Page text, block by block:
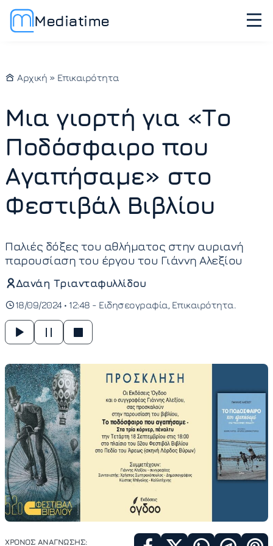
Mediatime
Αρχική » Επικαιρότητα
Μια γιορτή για «Το
Ποδόσφαιρο που
Αγαπήσαμε» στο
Φεστιβάλ Βιβλίου
Παλιές δόξες του αθλήματος στην αυριανή
παρουσίαση του έργου του Γιάννη Αλεξίου
Δανάη Τριανταφυλλίδου
18/09/2024 • 12:48 - Ειδησεογραφία Επικαιρότητα
ΧΡΟΝΟΣ ΑΝΑΓΝΩΣΗΣ: